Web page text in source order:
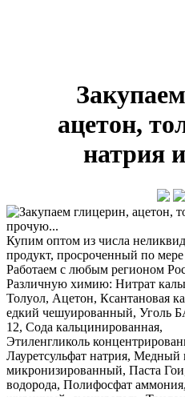
ацетон,
натрия
Купим оптом из числа
продукт, просроченный по
Работаем с любым регионом
Различную химию: Нитрат
Толуол, Ацетон, Ксантановая
едкий чешуированный,
12, Сода кальцинированная,
Этиленгликоль
Лауретсульфат натрия,
микронизированный, Паста
водорода, Полифосфат